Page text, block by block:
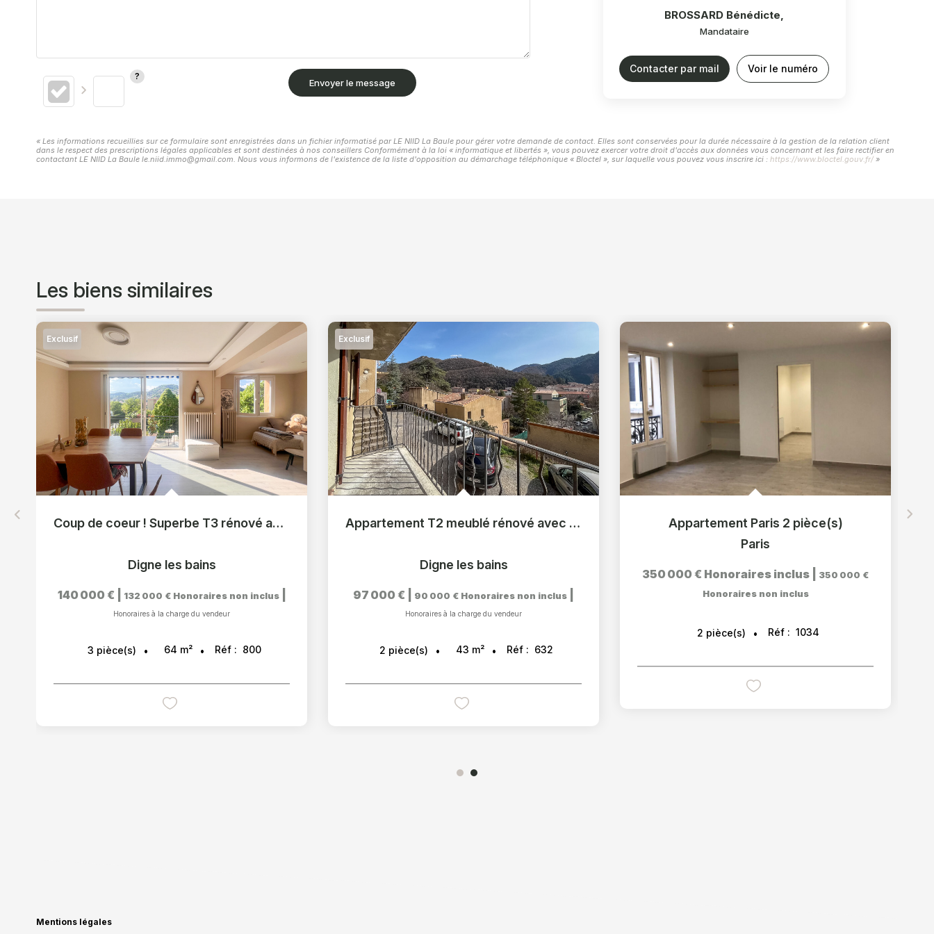
Envoyer le message
BROSSARD Bénédicte,
Mandataire
Contacter par mail Voir le numéro
« Les informations recueillies sur ce formulaire sont enregistrées dans un fichier informatisé par LE NIID La Baule pour gérer votre demande de contact. Elles sont conservées pour la durée nécessaire à la gestion de la relation client
dans le respect des prescriptions légales applicables et sont destinées à nos conseillers Conformément à la loi « informatique et libertés », vous pouvez exercer votre droit d'accès aux données vous concernant et les faire rectifier en
contactant LE NIID La Baule le.niid.immo@gmail.com. Nous vous informons de l'existence de la liste d'opposition au démarchage téléphonique « Bloctel », sur laquelle vous pouvez vous inscrire ici : https://www.bloctel.gouv.fr/ »
Les biens similaires
Exclusif
Coup de coeur ! Superbe T3 rénové avec balcon et vue dégagée
Digne les bains
140 000 € 132 000 € Honoraires non inclus
Honoraires à la charge du vendeur
3 pièce(s) 64 m² Réf : 800
Exclusif
Appartement T2 meublé rénové avec garage et balcon
Digne les bains
97 000 € 90 000 € Honoraires non inclus
Honoraires à la charge du vendeur
2 pièce(s) 43 m² Réf : 632
Appartement Paris 2 pièce(s)
Paris
350 000 € Honoraires inclus
350 000 €
Honoraires non inclus
2 pièce(s) Réf : 1034
Mentions légales